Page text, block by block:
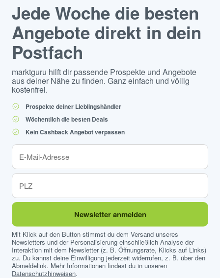
Jede Woche die besten
Angebote direkt in dein
Postfach
marktguru hilft dir passende Prospekte und Angebote
aus deiner Nähe zu finden. Ganz einfach und völlig
kostenfrei.
Prospekte deiner Lieblingshändler
Wöchentlich die besten Deals
Kein Cashback Angebot verpassen
Newsletter anmelden
Mit Klick auf den Button stimmst du dem Versand unseres
Newsletters und der Personalisierung einschließlich Analyse der
Interaktion mit dem Newsletter (z. B. Öffnungsrate, Klicks auf Links)
zu. Du kannst deine Einwilligung jederzeit widerrufen, z. B. über den
Abmeldelink. Mehr Informationen findest du in unseren
Datenschutzhinweisen.